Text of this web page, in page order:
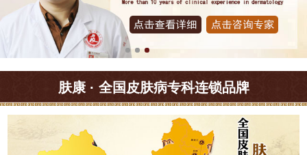
肤康 · 全国皮肤病专科连锁品牌